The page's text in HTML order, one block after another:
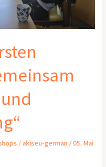
/akiseu-german /05. Mai